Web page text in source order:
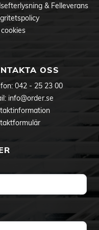
& Felleverans
OSS
042 - 25 23 00
info@order.se